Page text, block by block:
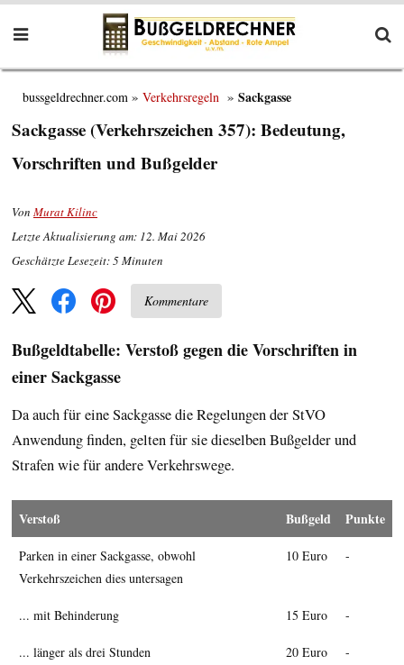
bussgeldrechner.com Verkehrsregeln Sackgasse
Sackgasse (Verkehrszeichen 357): Bedeutung,
Vorschriften und Bußgelder
Von Murat Kilinc
Letzte Aktualisierung am: 12. Mai 2026
Geschätzte Lesezeit:5Minuten
Kommentare
Bußgeldtabelle: Verstoß gegen die Vorschriften in
einer Sackgasse
Da auch für eine Sackgasse die Regelungen der StVO
Anwendung finden, gelten für sie dieselben Bußgelder und
Strafen wie für andere Verkehrswege.
Verstoß Bußgeld Punkte
Parken in einer Sackgasse, obwohl
Verkehrszeichen dies untersagen
10 Euro -
... mit Behinderung 15 Euro -
... länger als drei Stunden 20 Euro -